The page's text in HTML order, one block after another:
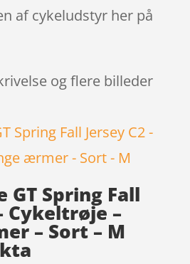
af cykeludstyr her på
og flere billeder
GT Spring Fall
Cykeltrøje –
– Sort – M